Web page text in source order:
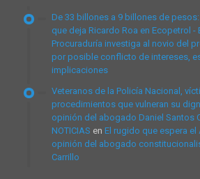
De 33 billones a 9 billones de
que deja Ricardo Roa en Ecopetrol -
Procuraduría investiga al novio del
por posible conflicto de intereses,
implicaciones
Veteranos de la Policía Nacional,
procedimientos que vulneran su
opinión del abogado Daniel Santos
NOTICIAS en El rugido que espera
opinión del abogado
Carrillo